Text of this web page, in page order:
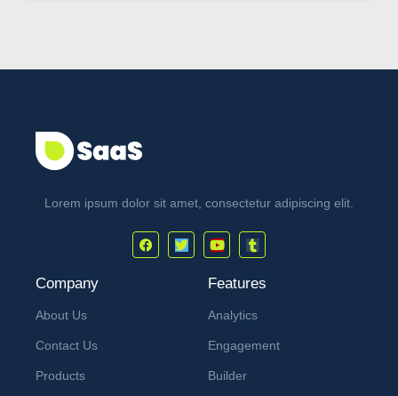
Lorem ipsum dolor sit amet, consectetur adipiscing elit.
Company
About Us
Contact Us
Products
Features
Analytics
Engagement
Builder